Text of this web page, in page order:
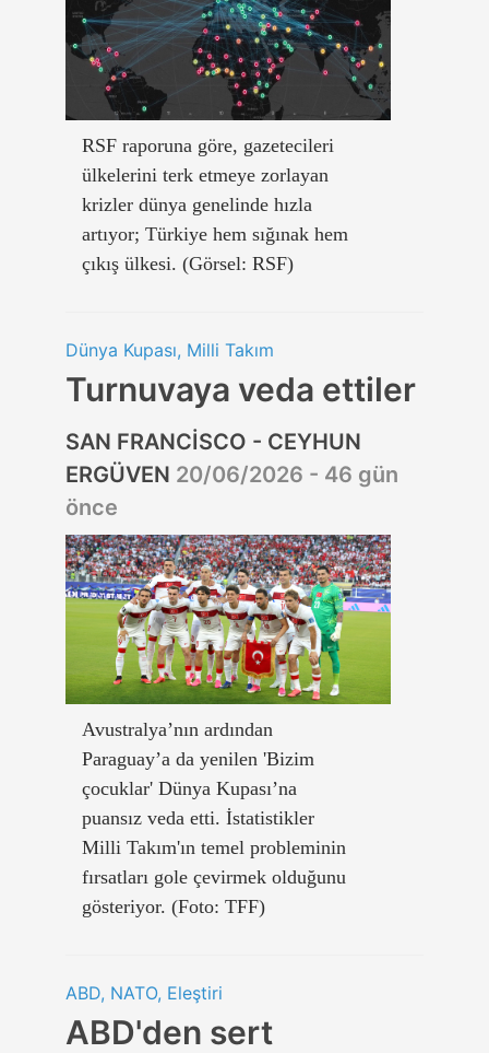
RSF raporuna göre, gazetecileri
ülkelerini terk etmeye zorlayan
krizler dünya genelinde hızla
artıyor; Türkiye hem sığınak hem
çıkış ülkesi. (Görsel: RSF)
Dünya Kupası, Milli Takım
Turnuvaya veda ettiler
SAN FRANCİSCO - CEYHUN
ERGÜVEN 20/06/2026 - 46 gün
önce
Avustralya’nın ardından
Paraguay’a da yenilen 'Bizim
çocuklar' Dünya Kupası’na
puansız veda etti. İstatistikler
Milli Takım'ın temel probleminin
fırsatları gole çevirmek olduğunu
gösteriyor. (Foto: TFF)
ABD, NATO, Eleştiri
ABD'den sert